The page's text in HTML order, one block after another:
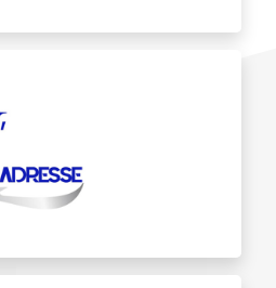
تشيكيت